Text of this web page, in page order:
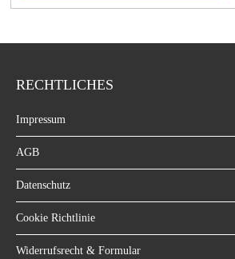
RECHTLICHES
Impressum
AGB
Datenschutz
Cookie Richtlinie
Widerrufsrecht & Formular